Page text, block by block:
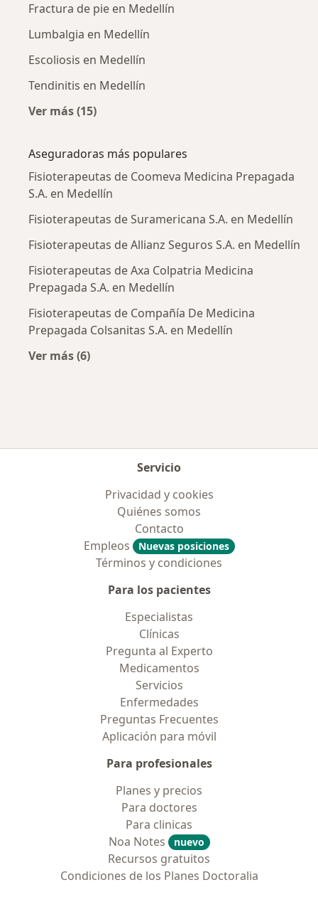
Fractura de pie en Medellín
Lumbalgia en Medellín
Escoliosis en Medellín
Tendinitis en Medellín
Ver más (15)
Aseguradoras más populares
Fisioterapeutas de Coomeva Medicina Prepagada
S.A. en Medellín
Fisioterapeutas de Suramericana S.A. en Medellín
Fisioterapeutas de Allianz Seguros S.A. en Medellín
Fisioterapeutas de Axa Colpatria Medicina
Prepagada S.A. en Medellín
Fisioterapeutas de Compañía De Medicina
Prepagada Colsanitas S.A. en Medellín
Ver más (6)
Servicio
Privacidad y cookies
Quiénes somos
Contacto
Empleos
Nuevas posiciones
Términos y condiciones
Para los pacientes
Especialistas
Clínicas
Pregunta al Experto
Medicamentos
Servicios
Enfermedades
Preguntas Frecuentes
Aplicación para móvil
Para profesionales
Planes y precios
Para doctores
Para clinicas
Noa Notes
nuevo
Recursos gratuitos
Condiciones de los Planes Doctoralia